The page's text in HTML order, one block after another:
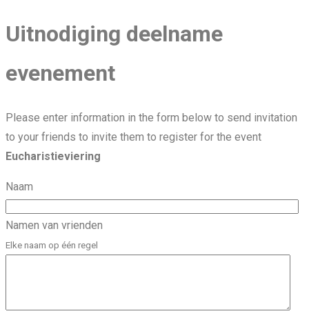
Uitnodiging deelname
evenement
Please enter information in the form below to send invitation
to your friends to invite them to register for the event
Eucharistieviering
Naam
Namen van vrienden
Elke naam op één regel